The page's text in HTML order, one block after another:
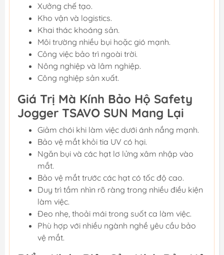
Xưởng chế tạo.
Kho vận và logistics.
Khai thác khoáng sản.
Môi trường nhiều bụi hoặc gió mạnh.
Công việc bảo trì ngoài trời.
Nông nghiệp và lâm nghiệp.
Công nghiệp sản xuất.
Giá Trị Mà Kính Bảo Hộ Safety
Jogger TSAVO SUN Mang Lại
Giảm chói khi làm việc dưới ánh nắng mạnh.
Bảo vệ mắt khỏi tia UV có hại.
Ngăn bụi và các hạt lơ lửng xâm nhập vào
mắt.
Bảo vệ mắt trước các hạt có tốc độ cao.
Duy trì tầm nhìn rõ ràng trong nhiều điều kiện
làm việc.
Đeo nhẹ, thoải mái trong suốt ca làm việc.
Phù hợp với nhiều ngành nghề yêu cầu bảo
vệ mắt.